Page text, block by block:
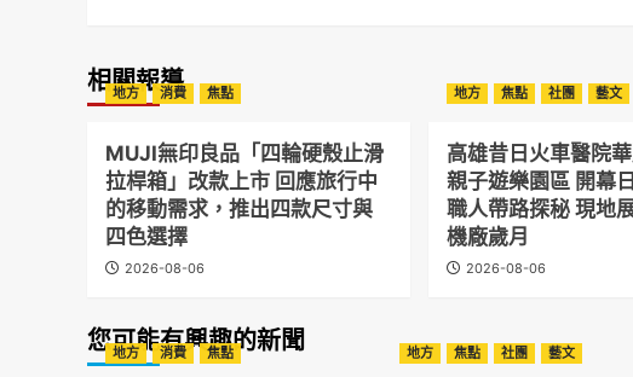
相關報導
地方 消費 焦點
MUJI無印良品「四輪硬殼止滑
拉桿箱」改款上市 回應旅行中
的移動需求，推出四款尺寸與
四色選擇
2026-08-06
地方 焦點 社團 藝文
高雄昔日火車醫院
親子遊樂園區 開幕
職人帶路探秘 現地
機廠歲月
2026-08-06
您可能有興趣的新聞
地方 消費 焦點 地方 焦點 社團 藝文